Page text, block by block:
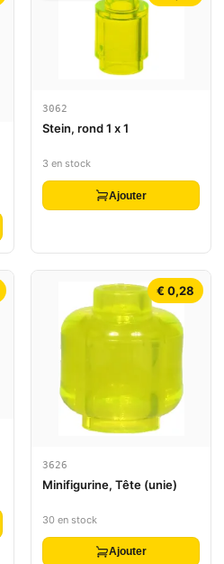
3062
Stein, rond 1 x 1
3 en stock
Ajouter
€ 0,28
3626
Minifigurine, Tête (unie)
30 en stock
Ajouter